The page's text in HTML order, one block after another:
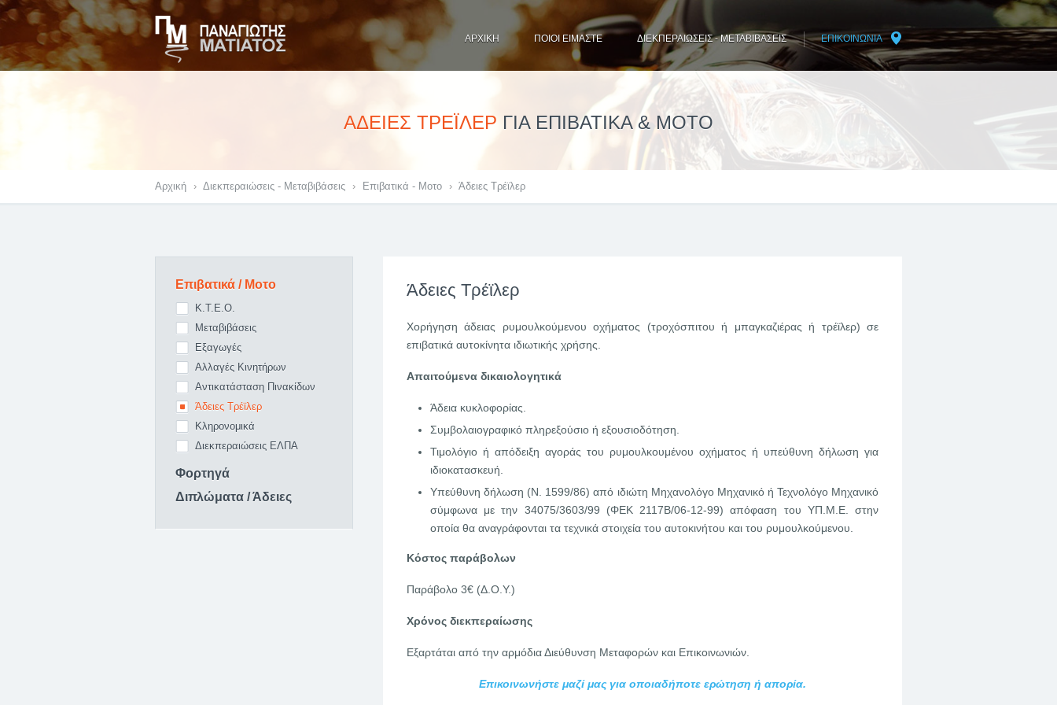
ΑΡΧΙΚΗ ΠΟΙΟΙ ΕΙΜΑΣΤΕ ΔΙΕΚΠΕΡΑΙΩΣΕΙΣ - ΜΕΤΑΒΙΒΑΣΕΙΣ ΕΠΙΚΟΙΝΩΝΙΑ
ΑΔΕΙΕΣ ΤΡΕΪΛΕΡ ΓΙΑ ΕΠΙΒΑΤΙΚΑ & ΜΟΤΟ
Αρχική › Διεκπεραιώσεις - Μεταβιβάσεις › Επιβατικά - Μοτο › Άδειες Τρέϊλερ
Άδειες Τρέϊλερ
Χορήγηση άδειας ρυμουλκούμενου οχήματος (τροχόσπιτου ή μπαγκαζιέρας ή τρέϊλερ) σε
επιβατικά αυτοκίνητα ιδιωτικής χρήσης.
Απαιτούμενα δικαιολογητικά
Άδεια κυκλοφορίας.
Συμβολαιογραφικό πληρεξούσιο ή εξουσιοδότηση.
Τιμολόγιο ή απόδειξη αγοράς του ρυμουλκουμένου οχήματος ή υπεύθυνη δήλωση για
ιδιοκατασκευή.
Υπεύθυνη δήλωση (Ν. 1599/86) από ιδιώτη Μηχανολόγο Μηχανικό ή Τεχνολόγο Μηχανικό
σύμφωνα με την 34075/3603/99 (ΦΕΚ 2117Β/06-12-99) απόφαση του ΥΠ.Μ.Ε. στην
οποία θα αναγράφονται τα τεχνικά στοιχεία του αυτοκινήτου και του ρυμουλκούμενου.
Κόστος παράβολων
Παράβολο 3€ (Δ.Ο.Υ.)
Χρόνος διεκπεραίωσης
Εξαρτάται από την αρμόδια Διεύθυνση Μεταφορών και Επικοινωνιών.
Επικοινωνήστε μαζί μας για οποιαδήποτε ερώτηση ή απορία.
Επιβατικά / Μοτο
Κ.Τ.Ε.Ο.
Μεταβιβάσεις
Εξαγωγές
Αλλαγές Κινητήρων
Αντικατάσταση Πινακίδων
Άδειες Τρέϊλερ
Κληρονομικά
Διεκπεραιώσεις ΕΛΠΑ
Φορτηγά
Διπλώματα / Άδειες